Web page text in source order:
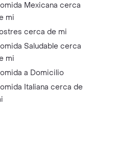
Mexicana cerca
mi
cerca de mi
Saludable cerca
mi
a Domicilio
Italiana cerca de